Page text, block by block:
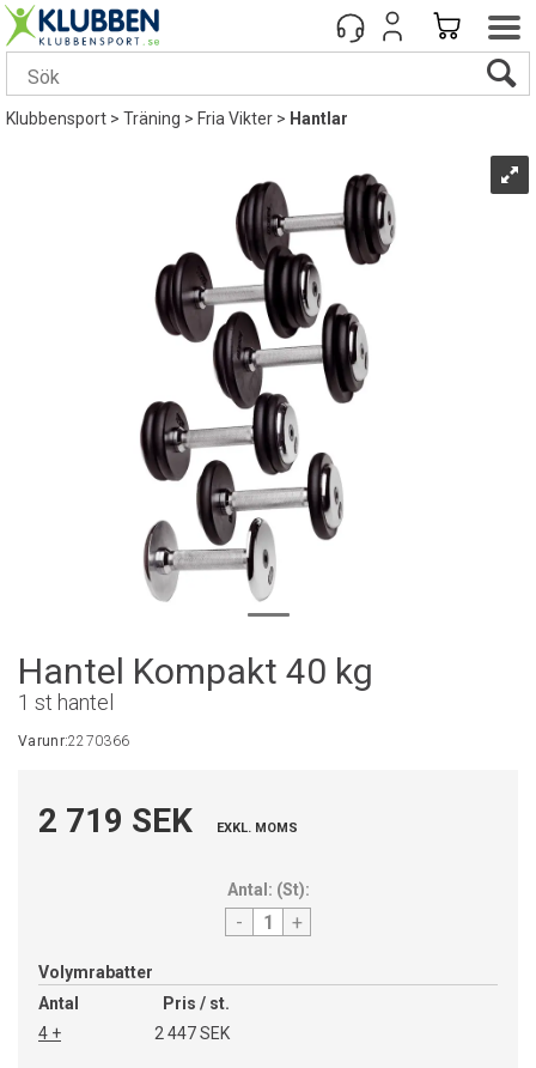
Klubbensport>Träning>Fria Vikter> Hantlar
Hantel Kompakt 40 kg
1 st hantel
Varunr:2270366
2 719 SEK EXKL. MOMS
Antal: (St):
- +
Volymrabatter
Antal
Pris / st.
4 +
2 447 SEK